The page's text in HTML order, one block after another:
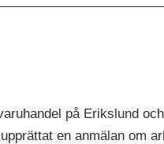
på Erikslund
en anmälan om